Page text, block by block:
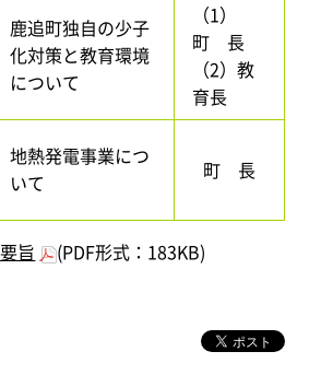
鹿追町独自の少子
化対策と教育環境
について
（1）
町 長
（2）教
育長
地熱発電事業につ
いて
町 長
旨 (PDF形式：183KB)